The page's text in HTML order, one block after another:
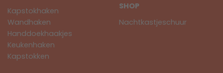
Kapstokhaken
Wandhaken
Handdoekhaakjes
Keukenhaken
Kapstokken
SHOP
Nachtkastjeschuur